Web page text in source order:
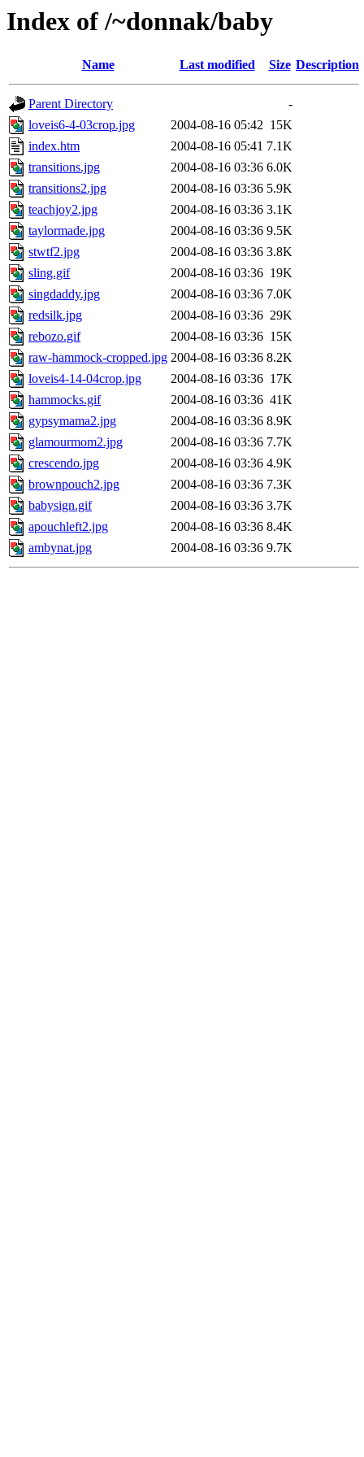
Index of /~donnak/baby
Name Last modified Size Description
Parent Directory
-
loveis6-4-03crop.jpg
2004-08-16 05:42 15K
index.htm
2004-08-16 05:41 7.1K
transitions.jpg
2004-08-16 03:36 6.0K
transitions2.jpg
2004-08-16 03:36 5.9K
teachjoy2.jpg
2004-08-16 03:36 3.1K
taylormade.jpg
2004-08-16 03:36 9.5K
stwtf2.jpg
2004-08-16 03:36 3.8K
sling.gif
2004-08-16 03:36 19K
singdaddy.jpg
2004-08-16 03:36 7.0K
redsilk.jpg
2004-08-16 03:36 29K
rebozo.gif
2004-08-16 03:36 15K
raw-hammock-cropped.jpg 2004-08-16 03:36 8.2K
loveis4-14-04crop.jpg
2004-08-16 03:36 17K
hammocks.gif
2004-08-16 03:36 41K
gypsymama2.jpg
2004-08-16 03:36 8.9K
glamourmom2.jpg
2004-08-16 03:36 7.7K
crescendo.jpg
2004-08-16 03:36 4.9K
brownpouch2.jpg
2004-08-16 03:36 7.3K
babysign.gif
2004-08-16 03:36 3.7K
apouchleft2.jpg
2004-08-16 03:36 8.4K
ambynat.jpg
2004-08-16 03:36 9.7K